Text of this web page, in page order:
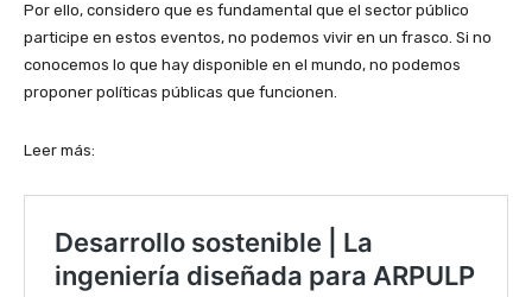
Por ello, considero que es fundamental que el sector público
participe en estos eventos, no podemos vivir en un frasco. Si no
conocemos lo que hay disponible en el mundo, no podemos
proponer políticas públicas que funcionen.
Leer más: